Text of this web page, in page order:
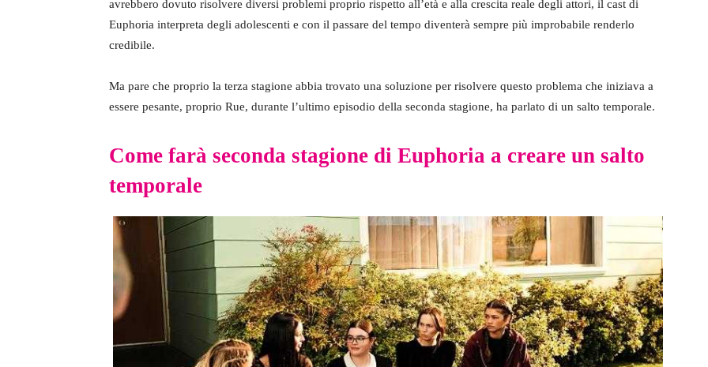
avrebbero dovuto risolvere diversi problemi proprio rispetto all’età e alla crescita reale degli attori, il cast di
Euphoria interpreta degli adolescenti e con il passare del tempo diventerà sempre più improbabile renderlo
credibile.
Ma pare che proprio la terza stagione abbia trovato una soluzione per risolvere questo problema che iniziava a
essere pesante, proprio Rue, durante l’ultimo episodio della seconda stagione, ha parlato di un salto temporale.
Come farà seconda stagione di Euphoria a creare un salto
temporale